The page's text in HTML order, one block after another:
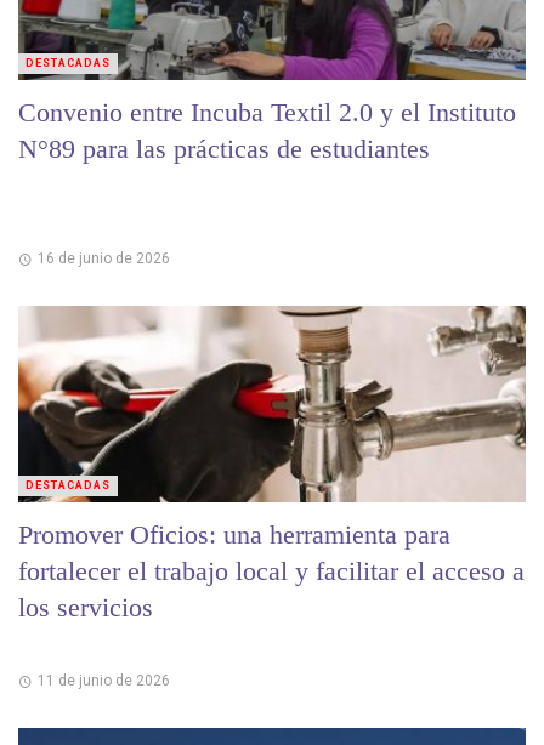
Convenio entre Incuba Textil 2.0 y el Instituto
N°89 para las prácticas de estudiantes
16 de junio de 2026
DESTACADAS
Promover Oficios: una herramienta para
fortalecer el trabajo local y facilitar el acceso a
los servicios
11 de junio de 2026
DESTACADAS